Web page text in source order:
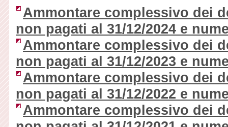
Ammontare complessivo dei
non pagati al 31/12/2024 e
Ammontare complessivo dei
non pagati al 31/12/2023 e
Ammontare complessivo dei
non pagati al 31/12/2022 e
Ammontare complessivo dei